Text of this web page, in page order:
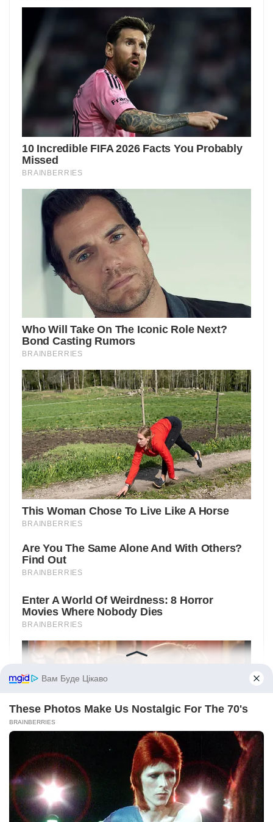
Вам Буде Цікаво
These Photos Make Us Nostalgic For The 70's
BRAINBERRIES